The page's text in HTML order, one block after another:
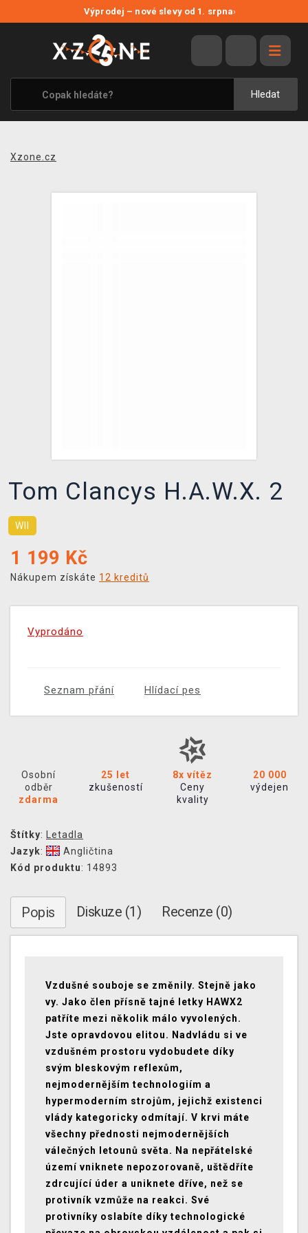
Výprodej – nové slevy od 1. srpna›
Hledat
VÝPRODEJ
VIDEOHRY
XZONE ORIGINALS
TÉMATIKY
Xzone.cz
Tom Clancys H.A.W.X. 2
WII
1 199 Kč
Nákupem získáte 12 kreditů
Vyprodáno
Seznam přání Hlídací pes
Osobní
odběr
zdarma
25 let
zkušeností
8x vítěz
Ceny
kvality
20 000
výdejen
Štítky: Letadla
Jazyk:
Angličtina
Kód produktu: 14893
Popis Diskuze (1) Recenze (0)
Vzdušné souboje se změnily. Stejně jako
vy. Jako člen přísně tajné letky HAWX2
patříte mezi několik málo vyvolených.
Jste opravdovou elitou. Nadvládu si ve
vzdušném prostoru vydobudete díky
svým bleskovým reflexům,
nejmodernějším technologiím a
hypermoderním strojům, jejichž existenci
vlády kategoricky odmítají. V krvi máte
všechny přednosti nejmodernějších
válečných letounů světa. Na nepřátelské
území vniknete nepozorovaně, uštědříte
zdrcující úder a uniknete dříve, než se
protivník vzmůže na reakci. Své
protivníky oslabíte díky technologické